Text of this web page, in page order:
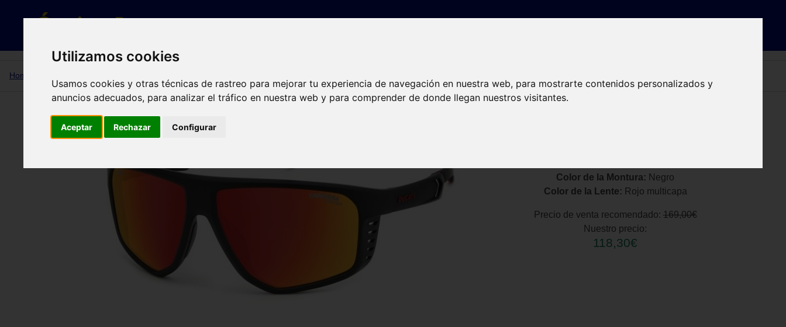
Utilizamos cookies
Usamos cookies y otras técnicas de rastreo para mejorar tu experiencia de navegación en nuestra web, para mostrarte contenidos personalizados y
anuncios adecuados, para analizar el tráfico en nuestra web y para comprender de donde llegan nuestros visitantes.
Aceptar Rechazar Configurar
Home
CARDUC 051/S 003 (UZ) 61
Color de la Montura: Negro
Color de la Lente: Rojo multicapa
Precio de venta recomendado: 169,00€
Nuestro precio:
118,30€